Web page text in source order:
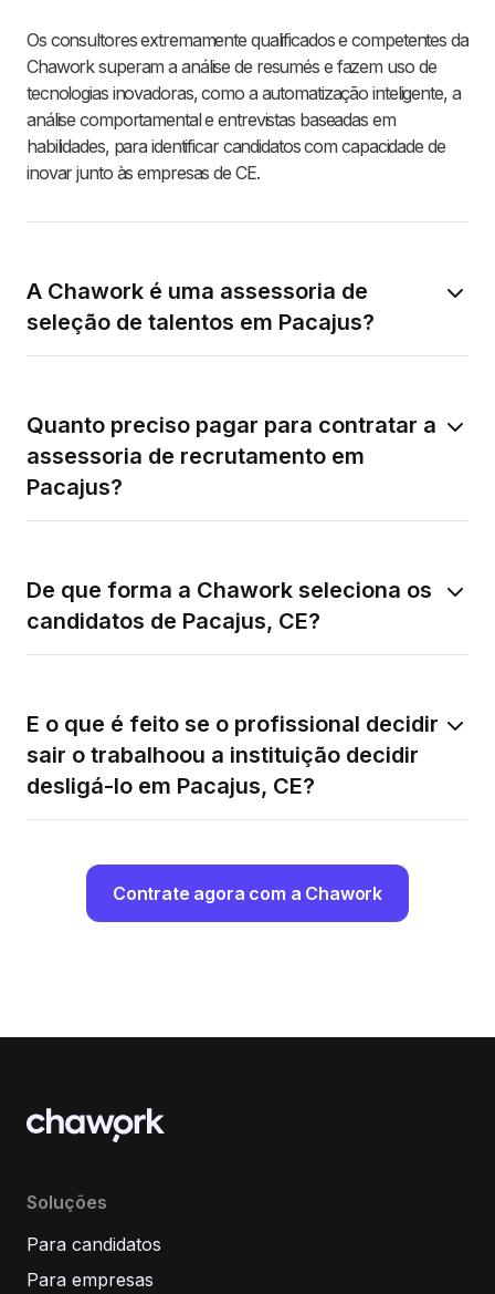
Os consultores extremamente qualificados e competentes da
Chawork superam a análise de resumés e fazem uso de
tecnologias inovadoras, como a automatização inteligente, a
análise comportamental e entrevistas baseadas em
habilidades, para identificar candidatos com capacidade de
inovar junto às empresas de CE.
A Chawork é uma assessoria de
seleção de talentos em Pacajus?
Quanto preciso pagar para contratar a
assessoria de recrutamento em
Pacajus?
De que forma a Chawork seleciona os
candidatos de Pacajus, CE?
E o que é feito se o profissional decidir
sair o trabalhoou a instituição decidir
desligá-lo em Pacajus, CE?
Contrate agora com a Chawork
Soluções
Para candidatos
Para empresas